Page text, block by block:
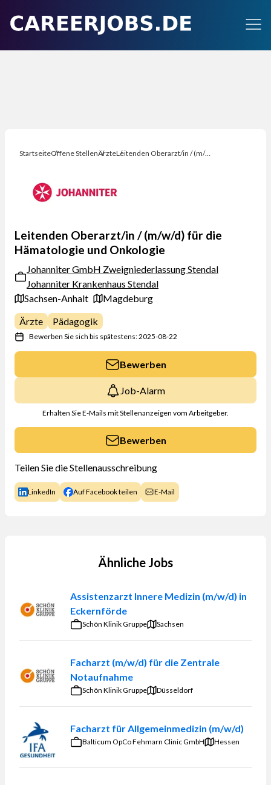
StartseiteOffene StellenÄrzte Leitenden Oberarzt/in / (m/w/d) für die Hämatologie und Onkologie
Leitenden Oberarzt/in / (m/w/d) für die
Hämatologie und Onkologie
Johanniter GmbH Zweigniederlassung Stendal
Johanniter Krankenhaus Stendal
Sachsen-Anhalt
Magdeburg
Ärzte
Pädagogik
Bewerben Sie sich bis spätestens: 2025-08-22
Bewerben
Job-Alarm
Erhalten Sie E-Mails mit Stellenanzeigen vom Arbeitgeber.
Bewerben
Teilen Sie die Stellenausschreibung
LinkedIn Auf Facebook teilen E-Mail
Ähnliche Jobs
Assistenzarzt Innere Medizin (m/w/d) in
Eckernförde
Schön Klinik Gruppe Sachsen
Facharzt (m/w/d) für die Zentrale
Notaufnahme
Schön Klinik Gruppe Düsseldorf
Facharzt für Allgemeinmedizin (m/w/d)
Balticum OpCo Fehmarn Clinic GmbH Hessen